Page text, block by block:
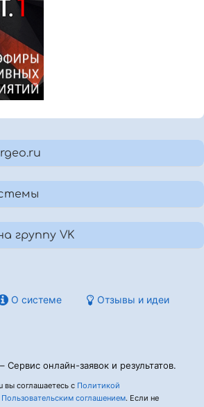
группу VK
О системе Отзывы и идеи
– Сервис онлайн-заявок и результатов.
вы соглашаетесь с Политикой
соглашением. Если не